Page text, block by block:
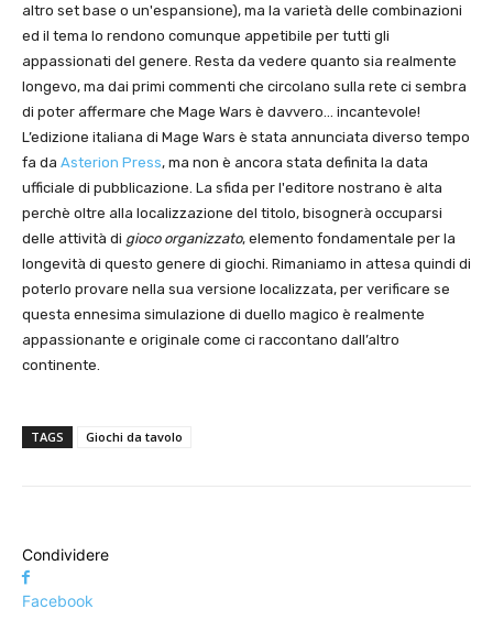
altro set base o un'espansione), ma la varietà delle combinazioni
ed il tema lo rendono comunque appetibile per tutti gli
appassionati del genere. Resta da vedere quanto sia realmente
longevo, ma dai primi commenti che circolano sulla rete ci sembra
di poter affermare che Mage Wars è davvero… incantevole!
L’edizione italiana di Mage Wars è stata annunciata diverso tempo
fa da Asterion Press, ma non è ancora stata definita la data
ufficiale di pubblicazione. La sfida per l'editore nostrano è alta
perchè oltre alla localizzazione del titolo, bisognerà occuparsi
delle attività di gioco organizzato, elemento fondamentale per la
longevità di questo genere di giochi. Rimaniamo in attesa quindi di
poterlo provare nella sua versione localizzata, per verificare se
questa ennesima simulazione di duello magico è realmente
appassionante e originale come ci raccontano dall’altro
continente.
TAGS Giochi da tavolo
Condividere
Facebook